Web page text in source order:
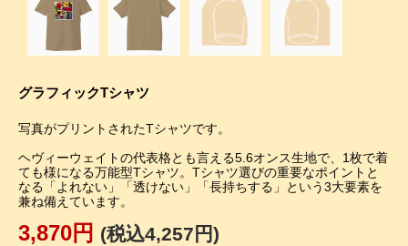
グラフィックTシャツ
写真がプリントされたTシャツです。
ヘヴィーウェイトの代表格とも言える5.6オンス生地で、1枚で着
ても様になる万能型Tシャツ。Tシャツ選びの重要なポイントと
なる「よれない」「透けない」「長持ちする」という3大要素を
兼ね備えています。
3,870円 (税込4,257円)